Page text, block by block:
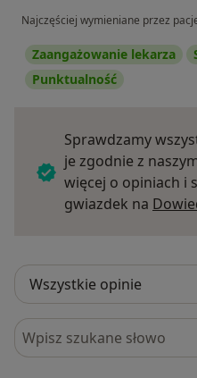
Najczęściej wymieniane przez
Zaangażowanie lekarza
Punktualność
Sprawdzamy
je zgodnie z
więcej o opiniach i
gwiazdek na
Szukaj w opiniach